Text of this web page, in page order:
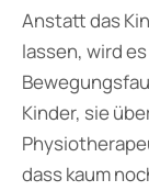
Anstatt das
lassen, wird
Kinder, sie
dass kaum